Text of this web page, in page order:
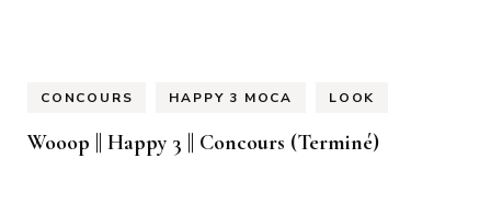
CONCOURS HAPPY 3 MOCA LOOK
Wooop || Happy 3 || Concours (Terminé)